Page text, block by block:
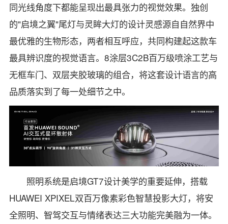
同光线角度下都能呈现出最具张力的视觉效果。独创
的"启境之翼"尾灯与灵眸大灯的设计灵感源自自然界中
最优雅的生物形态，两者相互呼应，共同构建起这款车
最具辨识度的视觉语言。8涂层3C2B百万级喷涂工艺与
无框车门、双层夹胶玻璃的组合，将这套设计语言的高
品质落实到了每一处细节之中。
照明系统是启境GT7设计美学的重要延伸，搭载
HUAWEI XPIXEL双百万像素彩色智慧投影大灯，将安
全照明、智驾交互与情绪表达三大功能完美融为一体。